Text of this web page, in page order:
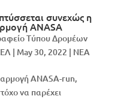
συνεχώς η
ANASA
Τύπου Δρομέων
| May 30, 2022 | NEA
ANASA-run,
να παρέχει